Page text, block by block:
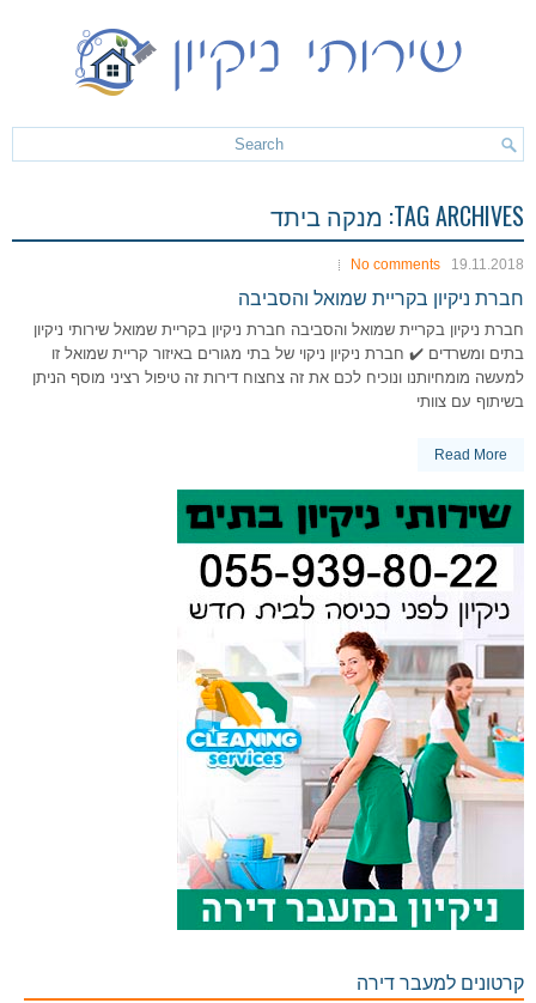
TAG ARCHIVES: מנקה ביתד
19.11.2018
No comments
חברת ניקיון בקריית שמואל והסביבה
חברת ניקיון בקריית שמואל והסביבה חברת ניקיון בקריית שמואל שירותי ניקיון
בתים ומשרדים ✔️ חברת ניקיון ניקוי של בתי מגורים באיזור קריית שמואל זו
למעשה מומחיותנו ונוכיח לכם את זה צחצוח דירות זה טיפול רציני מוסף הניתן
בשיתוף עם צוותי
Read More
קרטונים למעבר דירה